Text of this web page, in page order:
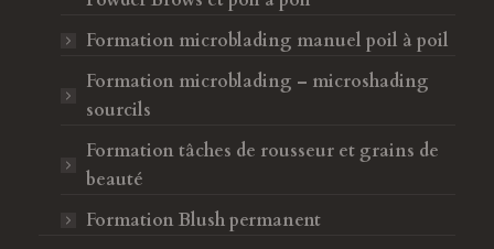
Formation microblading manuel poil à poil
Formation microblading – microshading
sourcils
Formation tâches de rousseur et grains de
beauté
Formation Blush permanent